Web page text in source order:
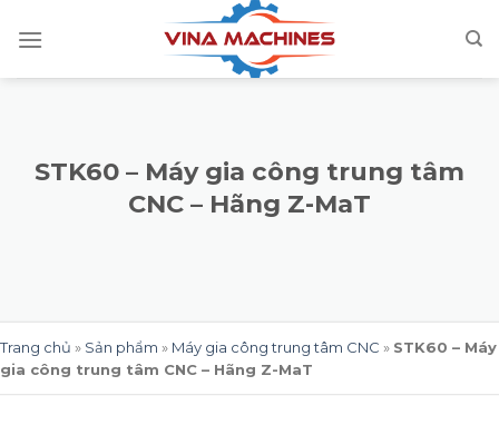
STK60 – Máy gia công trung tâm
CNC – Hãng Z-MaT
Trang chủ » Sản phẩm » Máy gia công trung tâm CNC » STK60 – Máy
gia công trung tâm CNC – Hãng Z-MaT